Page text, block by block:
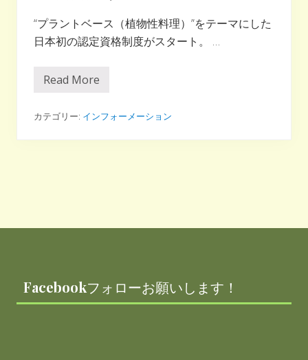
に
み
る
の
上
な
摂
方
“プラントベース（植物性料理）”をテーマにした
日本初の認定資格制度がスタート。 …
各
ィ
で
ス
ド
バ
イ
Read More
カテゴリー: インフォーメーション
Facebookフォローお願いします！